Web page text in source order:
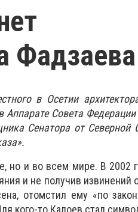
Фадзаева
в Осетии
Аппарате Совета
Сенатора от Северной
но и во всем мире. В 2002
и не получив извинений
отомстил ему «по
кого-то Калоев стал